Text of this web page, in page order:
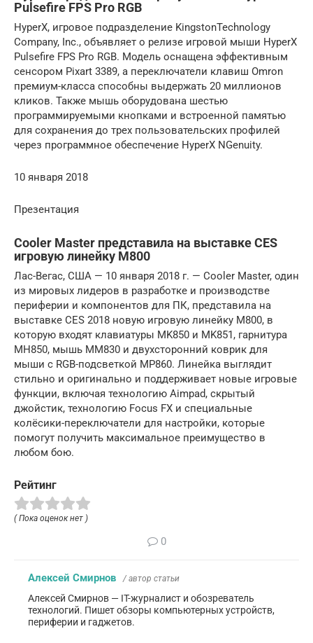
Pulsefire FPS Pro RGB
HyperX, игровое подразделение KingstonTechnology
Company, Inc., объявляет о релизе игровой мыши HyperX
Pulsefire FPS Pro RGB. Модель оснащена эффективным
сенсором Pixart 3389, а переключатели клавиш Omron
премиум-класса способны выдержать 20 миллионов
кликов. Также мышь оборудована шестью
программируемыми кнопками и встроенной памятью
для сохранения до трех пользовательских профилей
через программное обеспечение HyperX NGenuity.
10 января 2018
Презентация
Cooler Master представила на выставке CES
игровую линейку M800
Лас-Вегас, США — 10 января 2018 г. — Cooler Master, один
из мировых лидеров в разработке и производстве
периферии и компонентов для ПК, представила на
выставке CES 2018 новую игровую линейку M800, в
которую входят клавиатуры MK850 и MK851, гарнитура
MH850, мышь MM830 и двухсторонний коврик для
мыши с RGB-подсветкой MP860. Линейка выглядит
стильно и оригинально и поддерживает новые игровые
функции, включая технологию Aimpad, скрытый
джойстик, технологию Focus FX и специальные
колёсики-переключатели для настройки, которые
помогут получить максимальное преимущество в
любом бою.
Рейтинг
( Пока оценок нет )
0
Алексей Смирнов / автор статьи
Алексей Смирнов — IT-журналист и обозреватель
технологий. Пишет обзоры компьютерных устройств,
периферии и гаджетов.